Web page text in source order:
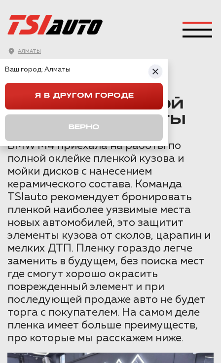
АЛМАТЫ
ОКЛЕЙКА ПЛЕНКОЙ BMW M4 В АЛМАТЫ
ОКЛЕЙКА ПЛЕНКОЙ
BMW M4 В АЛМАТЫ
BMW M4 приехала на работы по
полной оклейке пленкой кузова и
мойки дисков с нанесением
керамического состава. Команда
TSIauto рекомендует бронировать
пленкой наиболее уязвимые места
новых автомобилей, это защитит
элементы кузова от сколов, царапин и
мелких ДТП. Пленку гораздо легче
заменить в будущем, без поиска мест
где смогут хорошо окрасить
поврежденный элемент и при
последующей продаже авто не будет
торга с покупателем. На самом деле
пленка имеет больше преимуществ,
про которые мы расскажем ниже.
Ваш город: Алматы
Я В ДРУГОМ ГОРОДЕ
ВЕРНО